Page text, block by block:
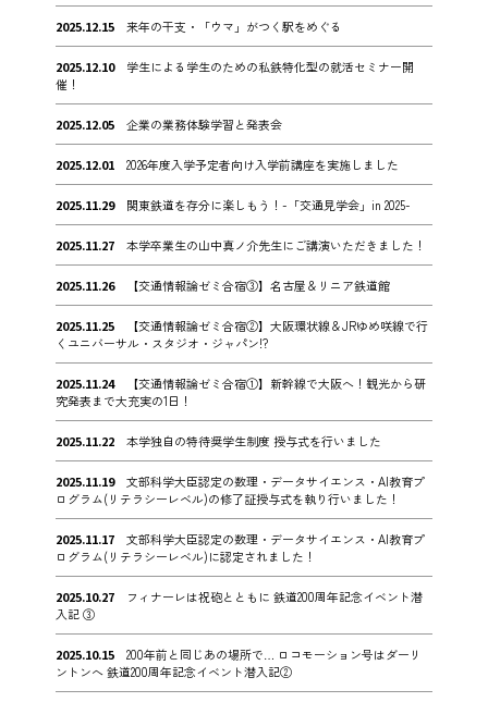
2025.12.15 来年の干支・「ウマ」がつく駅をめぐる
2025.12.10
学生による学生のための私鉄特化型の就活セミナー開
催！
2025.12.05 企業の業務体験学習と発表会
2025.12.01 2026年度入学予定者向け入学前講座を実施しました
2025.11.29 関東鉄道を存分に楽しもう！-「交通見学会」in 2025-
2025.11.27 本学卒業生の山中真ノ介先生にご講演いただきました！
2025.11.26 【交通情報論ゼミ合宿③】名古屋＆リニア鉄道館
2025.11.25
【交通情報論ゼミ合宿②】大阪環状線＆JRゆめ咲線で行
くユニバーサル・スタジオ・ジャパン!?
2025.11.24
【交通情報論ゼミ合宿①】新幹線で大阪へ！観光から研
究発表まで大充実の1日！
2025.11.22 本学独自の特待奨学生制度 授与式を行いました
2025.11.19
文部科学大臣認定の数理・データサイエンス・AI教育プ
ログラム(リテラシーレベル)の修了証授与式を執り行いました！
2025.11.17
文部科学大臣認定の数理・データサイエンス・AI教育プ
ログラム(リテラシーレベル)に認定されました！
2025.10.27
フィナーレは祝砲とともに 鉄道200周年記念イベント潜
入記 ③
2025.10.15
200年前と同じあの場所で… ロコモーション号はダーリ
ントンへ 鉄道200周年記念イベント潜入記②